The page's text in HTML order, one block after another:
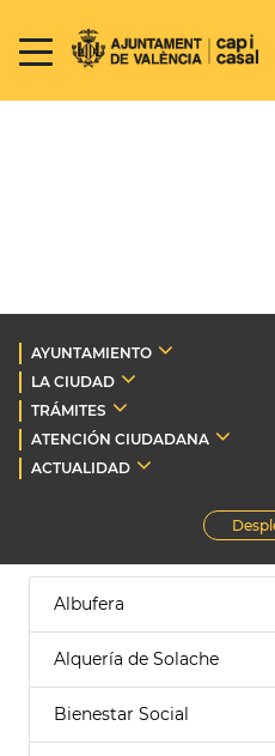
AYUNTAMIENTO
LA CIUDAD
TRÁMITES
ATENCIÓN CIUDADANA
ACTUALIDAD
Albufera
Alquería de Solache
Bienestar Social